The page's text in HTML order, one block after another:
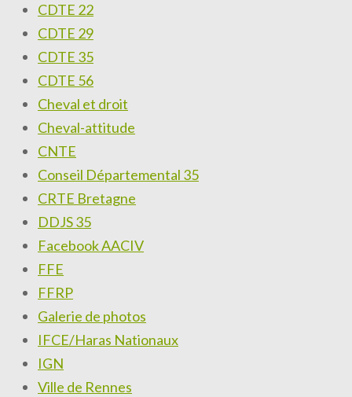
CDTE 22
CDTE 29
CDTE 35
CDTE 56
Cheval et droit
Cheval-attitude
CNTE
Conseil Départemental 35
CRTE Bretagne
DDJS 35
Facebook AACIV
FFE
FFRP
Galerie de photos
IFCE/Haras Nationaux
IGN
Ville de Rennes